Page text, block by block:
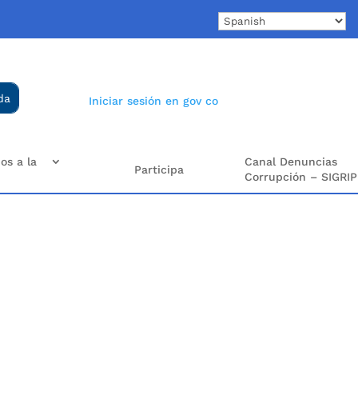
Iniciar sesión en gov co
a la
Participa
Canal Denuncias
Corrupción – SIGRIP